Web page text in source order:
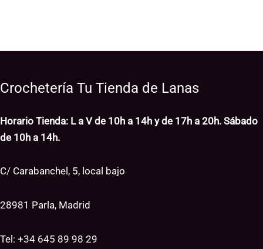
Crochetería Tu Tienda de Lanas
Horario Tienda: L a V de 10h a 14h y de 17h a 20h. Sábado
de 10h a 14h.
C/ Carabanchel, 5, local bajo
28981 Parla, Madrid
Tel: +34 645 89 98 29